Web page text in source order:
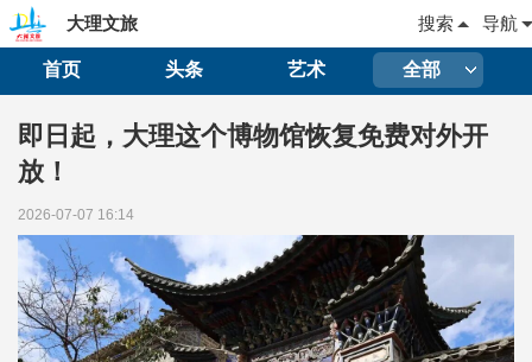
大理文旅 导航
搜索
首页 头条 艺术 全部
即日起，大理这个博物馆恢复免费对外开
放！
2026-07-07 16:14